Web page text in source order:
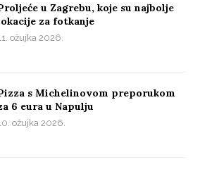
u Zagrebu, koje su najbolje
za fotkanje
ožujka 2026.
s Michelinovom preporukom
6 eura u Napulju
ožujka 2026.